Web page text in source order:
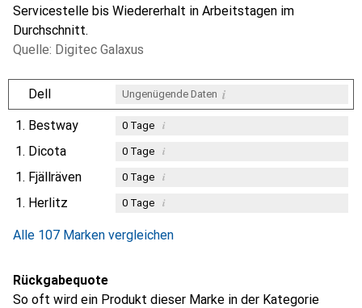
Servicestelle bis Wiedererhalt in Arbeitstagen im
Durchschnitt.
Quelle: Digitec Galaxus
Dell Ungenügende Daten i
1. Bestway 0Tage i
1. Dicota 0Tage i
1. Fjällräven 0Tage i
1. Herlitz 0Tage i
Alle 107 Marken vergleichen
Rückgabequote
So oft wird ein Produkt dieser Marke in der Kategorie